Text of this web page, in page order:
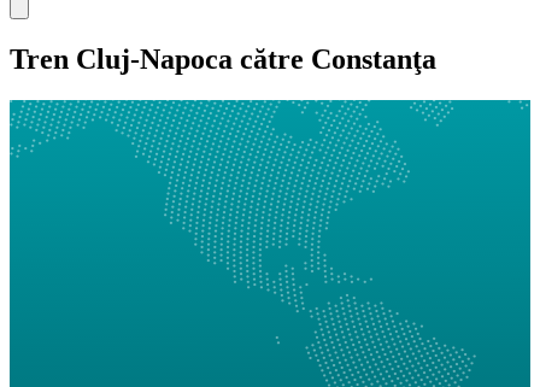
Tren Cluj-Napoca către Constanţa